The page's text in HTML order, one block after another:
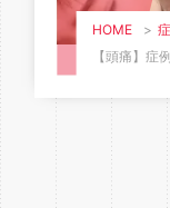
HOME >
【頭痛】